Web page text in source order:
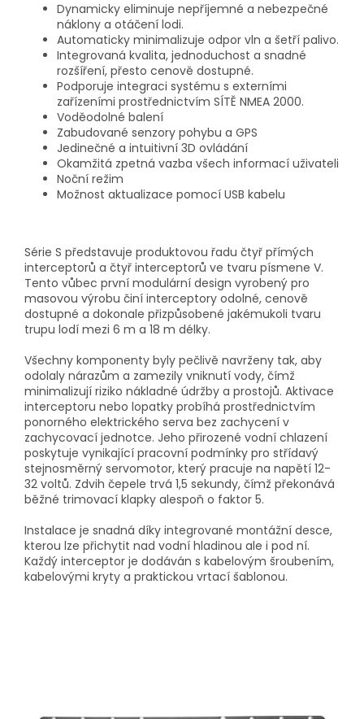
Dynamicky eliminuje nepříjemné a nebezpečné
náklony a otáčení lodi.
Automaticky minimalizuje odpor vln a šetří palivo.
Integrovaná kvalita, jednoduchost a snadné
rozšíření, přesto cenově dostupné.
Podporuje integraci systému s externími
zařízeními prostřednictvím SÍTĚ NMEA 2000.
Voděodolné balení
Zabudované senzory pohybu a GPS
Jedinečné a intuitivní 3D ovládání
Okamžitá zpetná vazba všech informací uživateli
Noční režim
Možnost aktualizace pomocí USB kabelu
Série S představuje produktovou řadu čtyř přímých
interceptorů a čtyř interceptorů ve tvaru písmene V.
Tento vůbec první modulární design vyrobený pro
masovou výrobu činí interceptory odolné, cenově
dostupné a dokonale přizpůsobené jakémukoli tvaru
trupu lodí mezi 6 m a 18 m délky.
Všechny komponenty byly pečlivě navrženy tak, aby
odolaly nárazům a zamezily vniknutí vody, čímž
minimalizují riziko nákladné údržby a prostojů. Aktivace
interceptoru nebo lopatky probíhá prostřednictvím
ponorného elektrického serva bez zachycení v
zachycovací jednotce. Jeho přirozené vodní chlazení
poskytuje vynikající pracovní podmínky pro střídavý
stejnosměrný servomotor, který pracuje na napětí 12-
32 voltů. Zdvih čepele trvá 1,5 sekundy, čímž překonává
běžné trimovací klapky alespoň o faktor 5.
Instalace je snadná díky integrované montážní desce,
kterou lze přichytit nad vodní hladinou ale i pod ní.
Každý interceptor je dodáván s kabelovým šroubením,
kabelovými kryty a praktickou vrtací šablonou.